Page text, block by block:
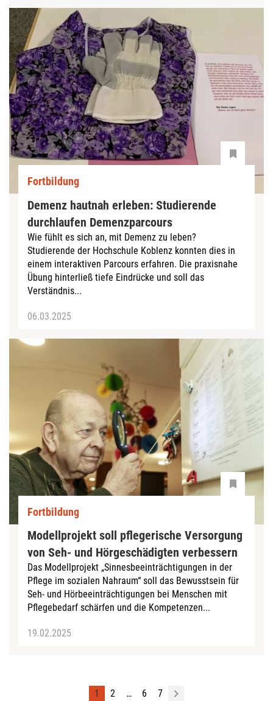
Fortbildung
Demenz hautnah erleben: Studierende
durchlaufen Demenzparcours
Wie fühlt es sich an, mit Demenz zu leben?
Studierende der Hochschule Koblenz konnten dies in
einem interaktiven Parcours erfahren. Die praxisnahe
Übung hinterließ tiefe Eindrücke und soll das
Verständnis...
06.03.2025
Fortbildung
Modellprojekt soll pflegerische Versorgung
von Seh- und Hörgeschädigten verbessern
Das Modellprojekt „Sinnesbeeinträchtigungen in der
Pflege im sozialen Nahraum“ soll das Bewusstsein für
Seh- und Hörbeeinträchtigungen bei Menschen mit
Pflegebedarf schärfen und die Kompetenzen...
19.02.2025
1 2 … 6 7